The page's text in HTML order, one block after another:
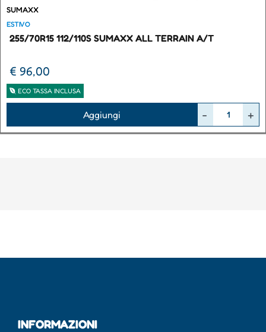
SUMAXX
ESTIVO
255/70R15 112/110S SUMAXX ALL TERRAIN A/T
€ 96,00
ECO TASSA INCLUSA
Aggiungi
INFORMAZIONI